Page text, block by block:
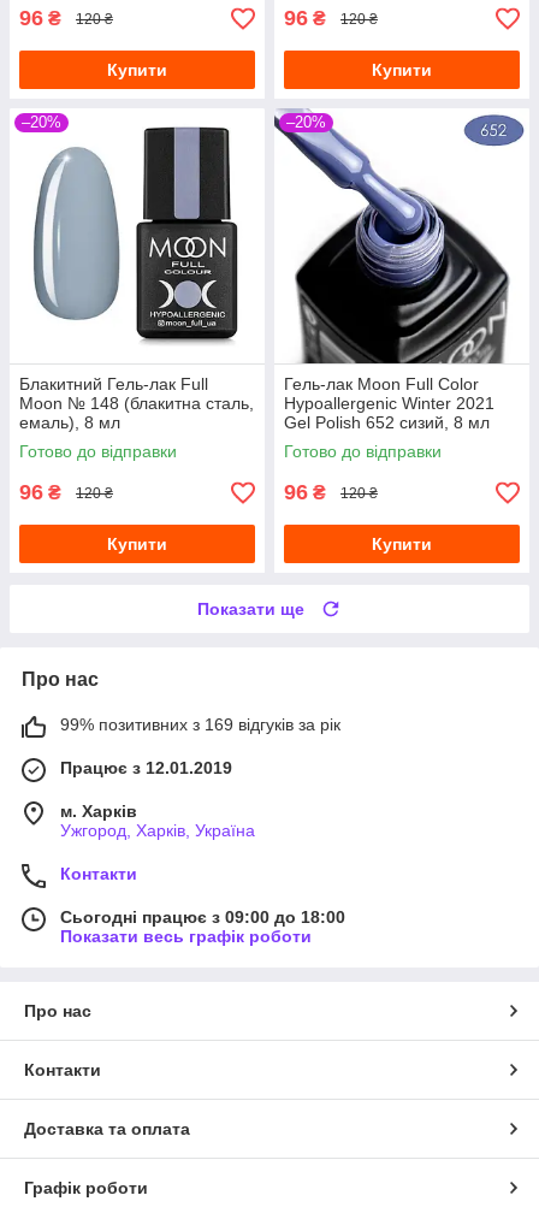
96 ₴ 120 ₴
Купити
96 ₴ 120 ₴
Купити
–20%
Блакитний Гель-лак Full
Moon № 148 (блакитна сталь,
емаль), 8 мл
Готово до відправки
96 ₴ 120 ₴
Купити
–20%
Гель-лак Moon Full Сolor
Hypoallergenic Winter 2021
Gel Рolish 652 сизий, 8 мл
Готово до відправки
96 ₴ 120 ₴
Купити
Показати ще
Про нас
99% позитивних з 169 відгуків за рік
Працює з 12.01.2019
м. Харків
Ужгород, Харків, Україна
Контакти
Сьогодні працює з 09:00 до 18:00
Показати весь графік роботи
Про нас
Контакти
Доставка та оплата
Графік роботи